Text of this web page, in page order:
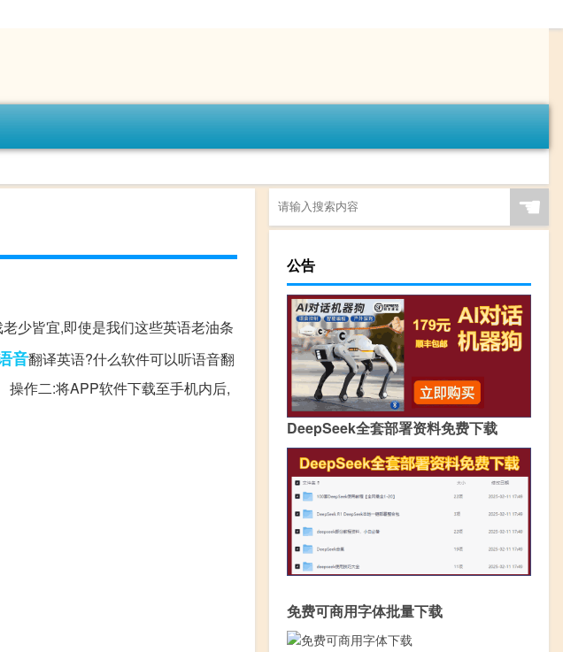
少皆宜,即使是我们这些英语老油条
音翻译英语?什么软件可以听语音翻
操作二:将APP软件下载至手机内后,
☚
公告
DeepSeek全套部署资料免费下载
免费可商用字体批量下载